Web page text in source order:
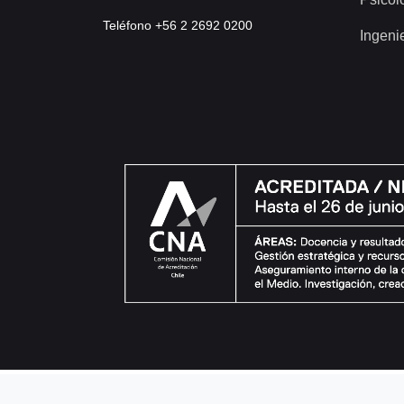
Teléfono +56 2 2692 0200